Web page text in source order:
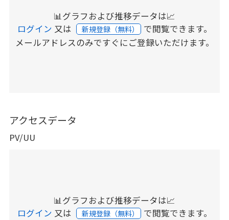
📊グラフおよび推移データは📈
ログイン 又は 新規登録（無料） で閲覧できます。
メールアドレスのみですぐにご登録いただけます。
アクセスデータ
PV/UU
📊グラフおよび推移データは📈
ログイン 又は 新規登録（無料） で閲覧できます。